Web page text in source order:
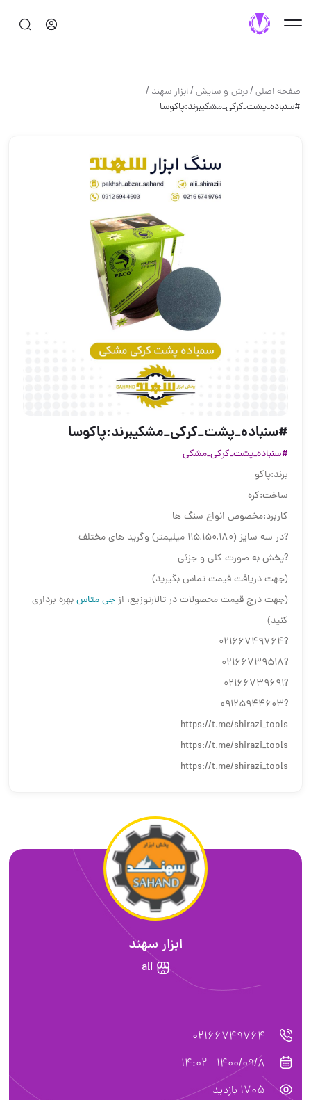
صفحه اصلی/برش و سايش/ابزار سهند /
#سنباده_پشت_کرکی_مشکیبرند:پاکوسا
#سنباده_پشت_کرکی_مشکیبرند:پاکوسا
#سنباده_پشت_کرکی_مشکی
برند:پاکو
ساخت:کره
کاربرد:مخصوص انواع سنگ ها
?در سه سایز (115,150,180 میلیمتر) وگرید های مختلف
?پخش به صورت کلی و جزئی
(جهت دریافت قیمت تماس بگیرید)
(جهت درج قیمت محصولات در تالارتوزیع، ازجی متاسبهره برداری
کنید)
?02166749764
?02166739518
?02166739691
?09125944603
https://t.me/shirazi_tools
https://t.me/shirazi_tools
https://t.me/shirazi_tools
ابزار سهند
ali
02166749764
1400/09/8 - 14:02
1705 بازدید